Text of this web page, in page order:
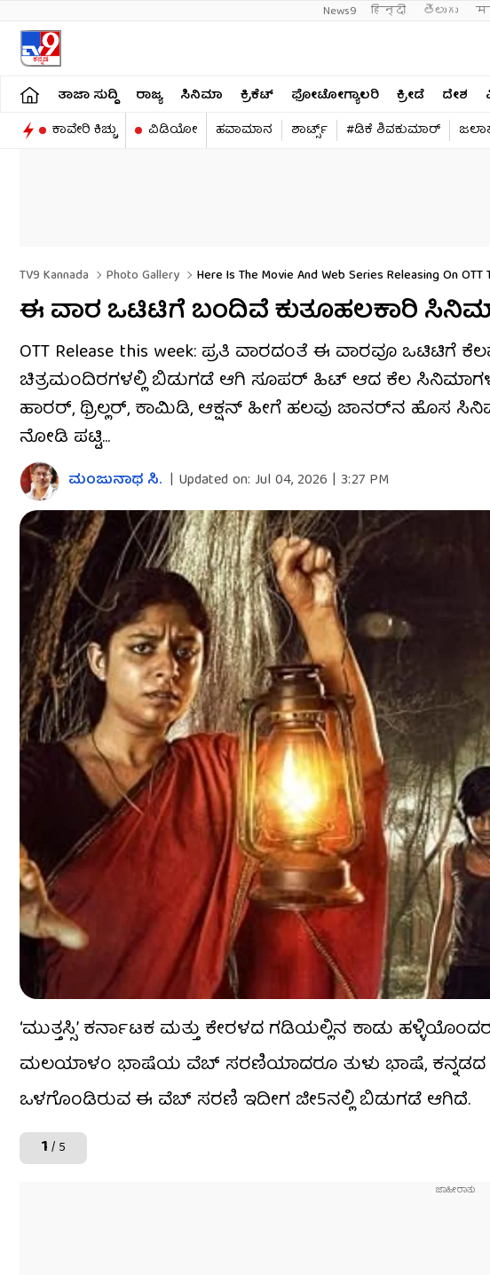
News9 हिन्दी తెలుగు
ತಾಜಾ ಸುದ್ದಿ ರಾಜ್ಯ ಸಿನಿಮಾ ಕ್ರಿಕೆಟ್​ ಫೋಟೋಗ್ಯಾಲರಿ ಕ್ರೀಡೆ ದೇಶ
ಕಾವೇರಿ ಕಿಚ್ಚು
ವಿಡಿಯೋ ಹವಾಮಾನ ಶಾರ್ಟ್ಸ್​ #ಡಿಕೆ ಶಿವಕುಮಾರ್​
TV9 Kannada Photo Gallery Here Is The Movie And Web Series Releasing On OTT
ಈ ವಾರ ಒಟಿಟಿಗೆ ಬಂದಿವೆ ಕುತೂಹಲಕಾರಿ
OTT Release this week: ಪ್ರತಿ ವಾರದಂತೆ ಈ ವಾರವೂ
ಚಿತ್ರಮಂದಿರಗಳಲ್ಲಿ ಬಿಡುಗಡೆ ಆಗಿ ಸೂಪರ್ ಹಿಟ್ ಆದ ಕೆಲ
ಹಾರರ್, ಥ್ರಿಲ್ಲರ್, ಕಾಮಿಡಿ, ಆಕ್ಷನ್ ಹೀಗೆ ಹಲವು ಜಾನರ್​​ನ ಹೊಸ
ನೋಡಿ ಪಟ್ಟಿ...
ಮಂಜುನಾಥ ಸಿ. | Updated on: Jul 04, 2026 | 3:27 PM
‘ಮುತ್ತಸ್ಸಿ’ ಕರ್ನಾಟಕ ಮತ್ತು ಕೇರಳದ ಗಡಿಯಲ್ಲಿನ ಕಾಡು
ಮಲಯಾಳಂ ಭಾಷೆಯ ವೆಬ್ ಸರಣಿಯಾದರೂ ತುಳು ಭಾಷೆ, ಕನ್ನಡದ
ಒಳಗೊಂಡಿರುವ ಈ ವೆಬ್ ಸರಣಿ ಇದೀಗ ಜೀ5ನಲ್ಲಿ ಬಿಡುಗಡೆ ಆಗಿದೆ.
1 / 5